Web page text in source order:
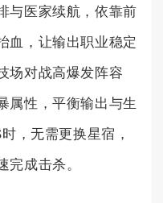
与医家续航，依靠前
血，让输出职业稳定
场对战高爆发阵容
属性，平衡输出与生
，无需更换星宿，
完成击杀。